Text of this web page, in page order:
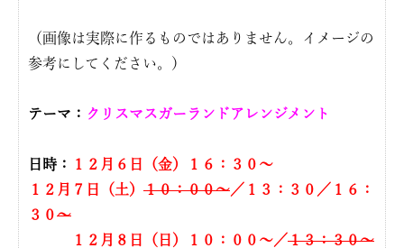
（画像は実際に作るものではありません。イメージの
参考にしてください。）
テーマ： クリスマスガーランドアレンジメント
日時： １２ 月６日（金）１６：３０〜
１２月７日（土） １０：００〜／１３：３０／１６：
３０〜
１２月８日（日）１０：００〜／１３：３０〜